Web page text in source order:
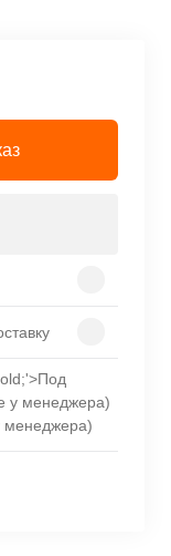
менеджера)